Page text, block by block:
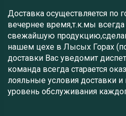
Доставка осуществляется по
вечернее время,т.к.мы
свежайшую
нашем цехе в Лысых Горах
доставки Вас уведомит
команда всегда старается
лояльные условия доставки
уровень обслуживания